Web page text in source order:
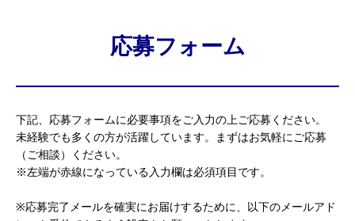
応募フォーム
下記、応募フォームに必要事項をご入力の上ご応募ください。
未経験でも多くの方が活躍しています。まずはお気軽にご応募
（ご相談）ください。
※左端が赤線になっている入力欄は必須項目です。
※応募完了メールを確実にお届けするために、以下のメールアド